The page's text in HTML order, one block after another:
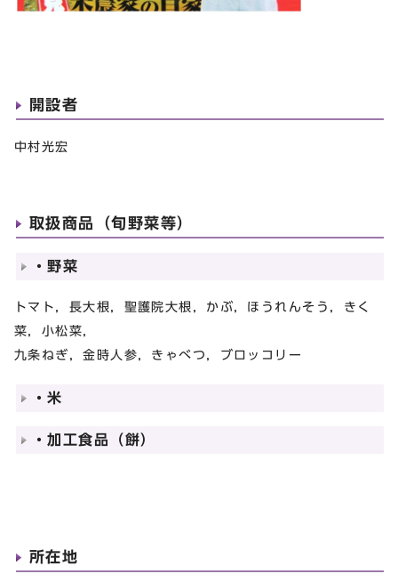
開設者
中村光宏
取扱商品（旬野菜等）
・野菜
トマト，長大根，聖護院大根，かぶ，ほうれんそう，きく
菜，小松菜，
九条ねぎ，金時人参，きゃべつ，ブロッコリー
・米
・加工食品（餅）
所在地